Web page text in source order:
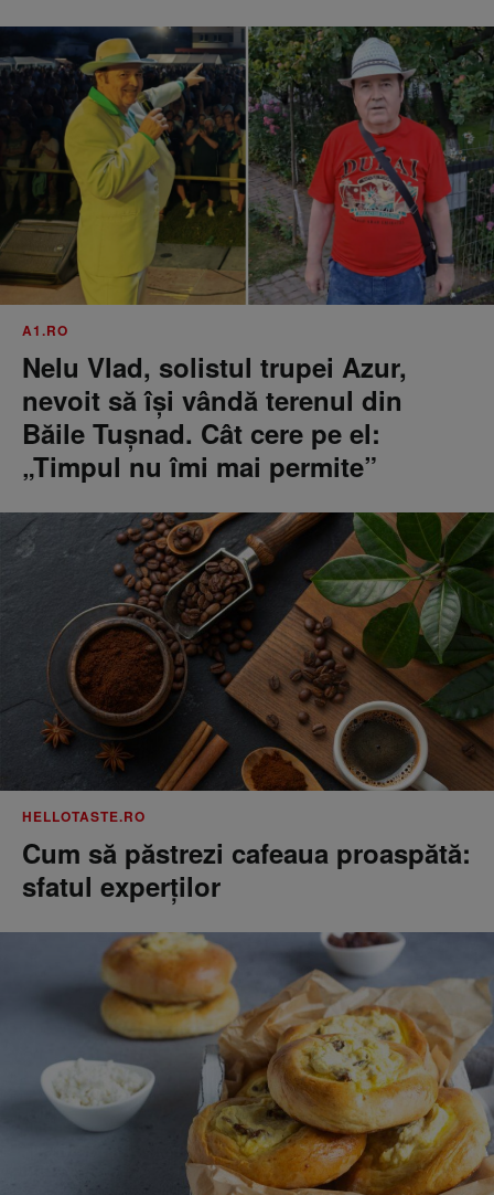
A1.RO
Nelu Vlad, solistul trupei Azur,
nevoit să își vândă terenul din
Băile Tușnad. Cât cere pe el:
„Timpul nu îmi mai permite”
HELLOTASTE.RO
Cum să păstrezi cafeaua proaspătă:
sfatul experților